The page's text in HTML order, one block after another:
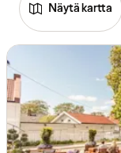
Näytä kartta
Tutustu
hotelleihin